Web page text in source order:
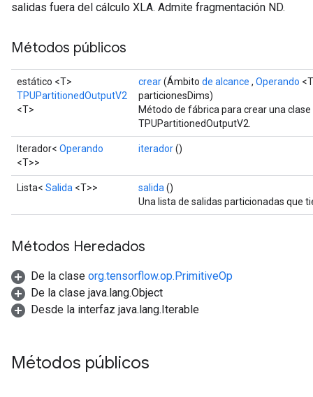
salidas fuera del cálculo XLA. Admite fragmentación ND.
Métodos públicos
estático <T>
TPUPartitionedOutputV2
<T>
crear(Ámbito de alcance , Operando
particionesDims)
Método de fábrica para crear una
TPUPartitionedOutputV2.
Iterador< Operando
<T>>
iterador()
Lista< Salida <T>> salida ()
Una lista de salidas particionadas que
Métodos Heredados
De la clase org.tensorflow.op.PrimitiveOp
De la clase java.lang.Object
Desde la interfaz java.lang.Iterable
Métodos públicos